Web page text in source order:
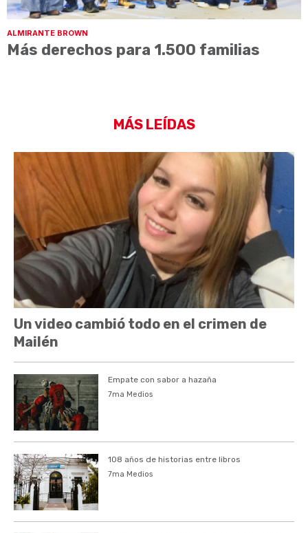
ALMIRANTE BROWN
Más derechos para 1.500 familias
MÁS LEÍDAS
Un video cambió todo en el crimen de
Mailén
Empate con sabor a hazaña
7ma Medios
108 años de historias entre libros
7ma Medios